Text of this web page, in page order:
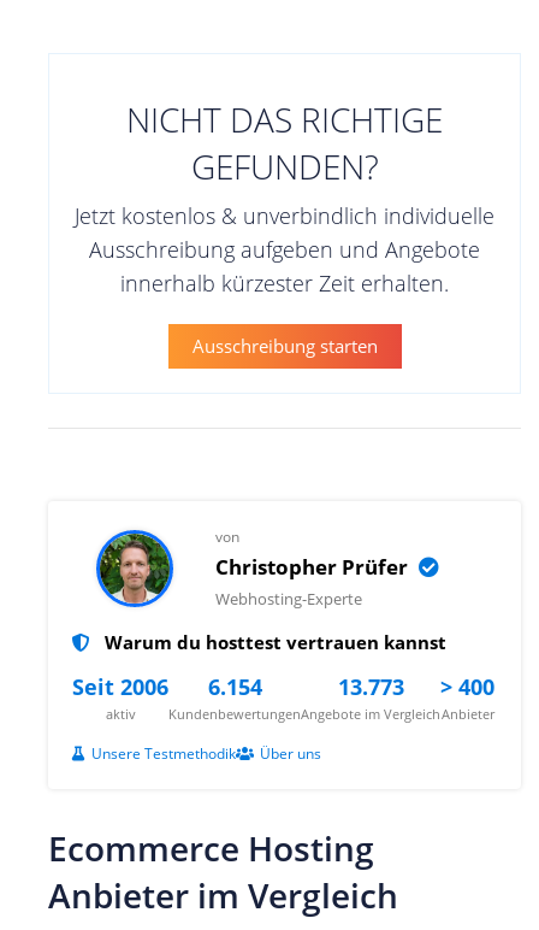
NICHT DAS RICHTIGE
GEFUNDEN?
Jetzt kostenlos & unverbindlich individuelle
Ausschreibung aufgeben und Angebote
innerhalb kürzester Zeit erhalten.
Ausschreibung starten
von
Christopher Prüfer
Webhosting-Experte
Warum du hosttest vertrauen kannst
Seit 2006
aktiv
6.154
Kundenbewertungen
13.773
Angebote im Vergleich
> 400
Anbieter
Unsere Testmethodik Über uns
Ecommerce Hosting
Anbieter im Vergleich